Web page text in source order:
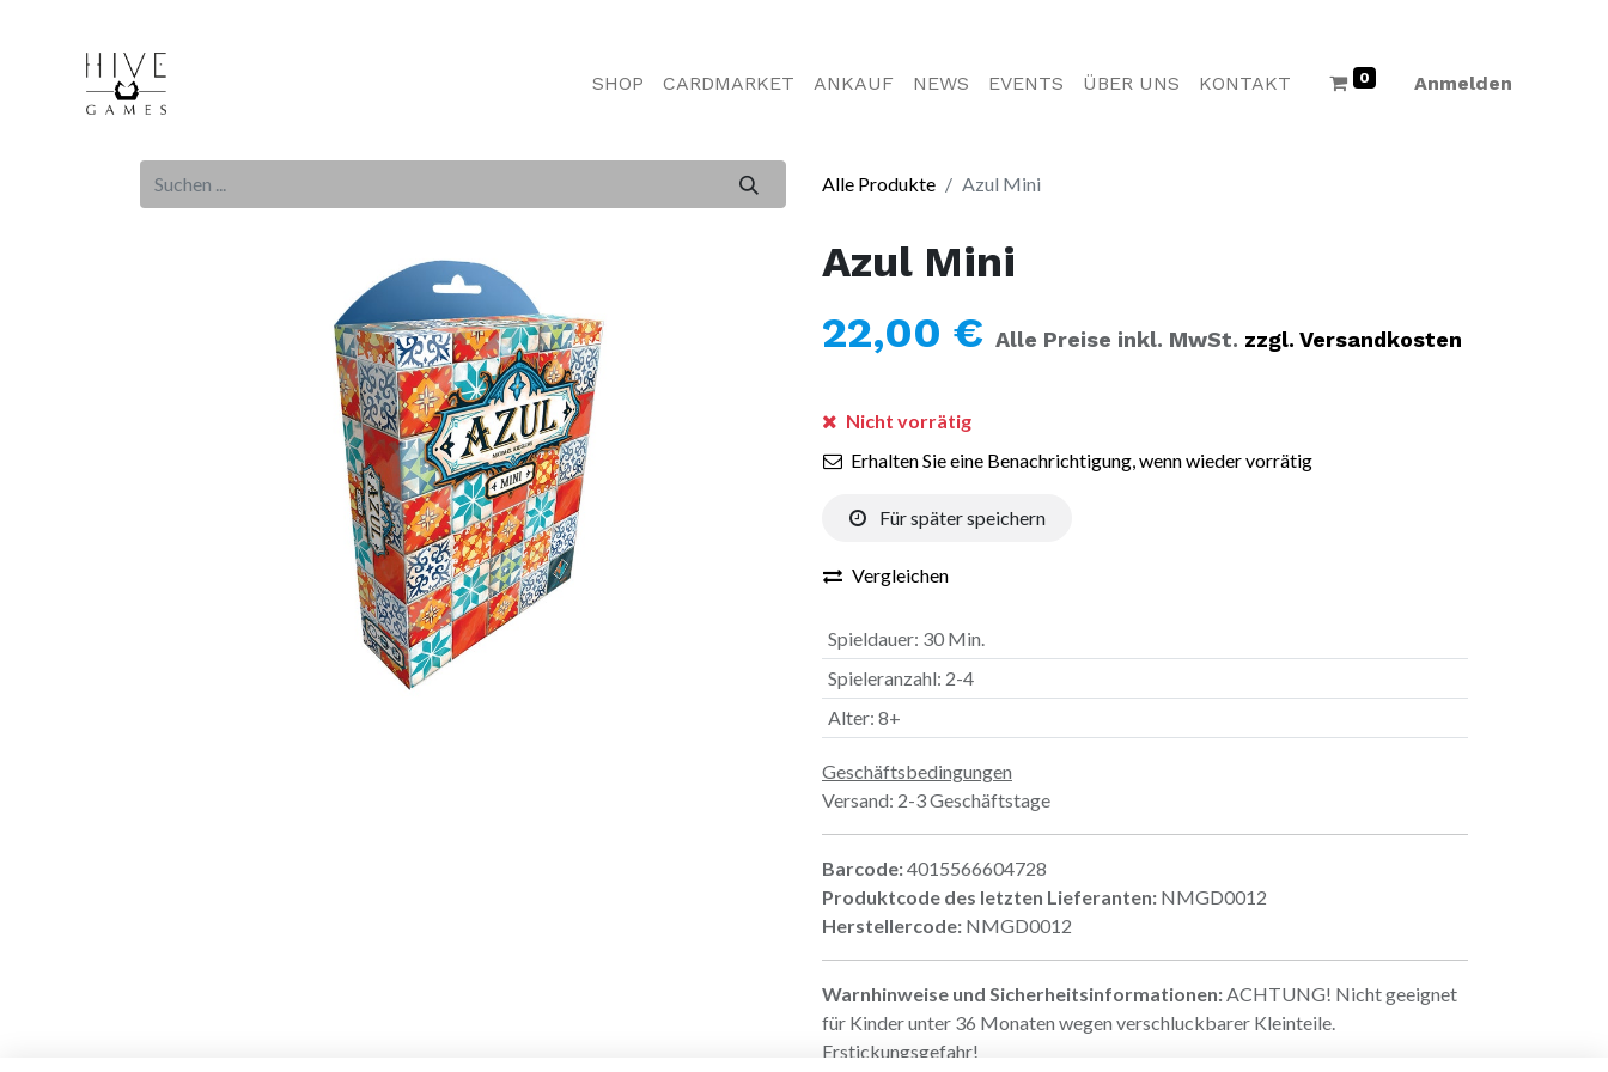
SHOP CARDMARKET ANKAUF NEWS EVENTS ÜBER UNS KONTAKT 0 Anmelden
Alle Produkte Azul Mini
Azul Mini
22,00 € Alle Preise inkl. MwSt. zzgl. Versandkosten
Nicht vorrätig
Erhalten Sie eine Benachrichtigung, wenn wieder vorrätig
Für später speichern
Vergleichen
Spieldauer: 30 Min.
Spieleranzahl: 2-4
Alter: 8+
Geschäftsbedingungen
Versand: 2-3 Geschäftstage
Barcode:4015566604728
Produktcode des letzten Lieferanten: NMGD0012
Herstellercode: NMGD0012
Warnhinweise und Sicherheitsinformationen: ACHTUNG! Nicht geeignet
für Kinder unter 36 Monaten wegen verschluckbarer Kleinteile.
Erstickungsgefahr!